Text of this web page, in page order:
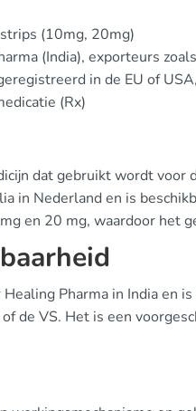
(10mg, 20mg)
(India), exporteurs
in de EU of
(Rx)
dat gebruikt wordt voor
in Nederland en is
en 20 mg, waardoor het
Pharma in India en
de VS. Het is een